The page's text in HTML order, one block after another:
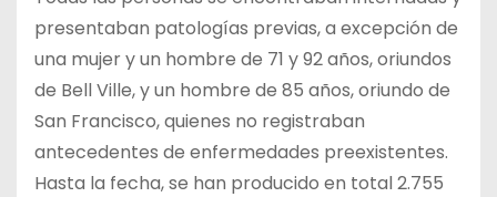
presentaban patologías previas, a excepción de
una mujer y un hombre de 71 y 92 años, oriundos
de Bell Ville, y un hombre de 85 años, oriundo de
San Francisco, quienes no registraban
antecedentes de enfermedades preexistentes.
Hasta la fecha, se han producido en total 2.755